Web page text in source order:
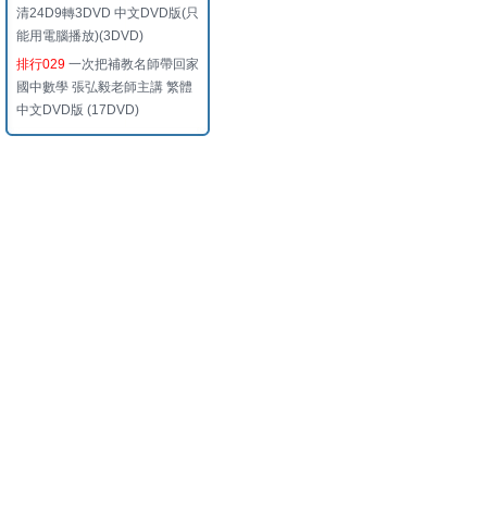
清24D9轉3DVD 中文DVD版(只
能用電腦播放)(3DVD)
排行029 一次把補教名師帶回家
國中數學 張弘毅老師主講 繁體
中文DVD版 (17DVD)